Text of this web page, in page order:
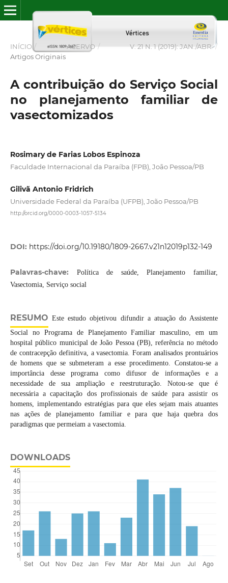
INÍCIO / ACERVO / V. 21 N. 1 (2019): JAN./ABR. /
Artigos Originais
A contribuição do Serviço Social
no planejamento familiar de
vasectomizados
Rosimary de Farias Lobos Espinoza
Faculdade Internacional da Paraíba (FPB), João Pessoa/PB
Gilivã Antonio Fridrich
Universidade Federal da Paraíba (UFPB), João Pessoa/PB
http://orcid.org/0000-0003-1057-5134
DOI: https://doi.org/10.19180/1809-2667.v21n12019p132-149
Palavras-chave:
Política de saúde, Planejamento familiar,
Vasectomia, Serviço social
RESUMO Este estudo objetivou difundir a atuação do Assistente
Social no Programa de Planejamento Familiar masculino, em um
hospital público municipal de João Pessoa (PB), referência no método
de contracepção definitiva, a vasectomia. Foram analisados prontuários
de homens que se submeteram a esse procedimento. Constatou-se a
importância desse programa como difusor de informações e a
necessidade de sua ampliação e reestruturação. Notou-se que é
necessária a capacitação dos profissionais de saúde para assistir os
homens, implementando estratégias para que eles sejam mais atuantes
nas ações de planejamento familiar e para que haja quebra dos
paradigmas que permeiam a vasectomia.
DOWNLOADS